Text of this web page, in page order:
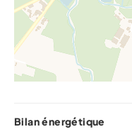
Bilan énergétique